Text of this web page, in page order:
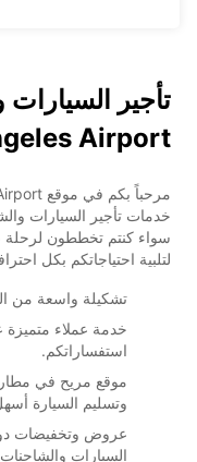
Airport
خدمات تأجير السيارات
سواء كنتم تخططون لرحلة
لتلبية احتياجاتكم بكل
تشكيلة واسعة من
خدمة عملاء متميزة
استفساراتكم.
موقع مريح في
وتسليم السيارة
عروض وتخفيضات
السيارات